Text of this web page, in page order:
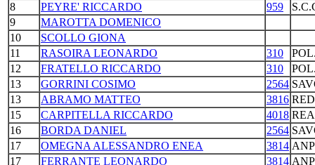
8
PEYRE' RICCARDO 959
9
MAROTTA DOMENICO
10
SCOLLO GIONA
11
RASOIRA LEONARDO 310
12
FRATELLO RICCARDO 310
13
GORRINI COSIMO 2564
13
ABRAMO MATTEO 3816
15
CARPITELLA RICCARDO 4018
16
BORDA DANIEL 2564
17
OMEGNA ALESSANDRO ENEA 3814
17
FERRANTE LEONARDO 3814